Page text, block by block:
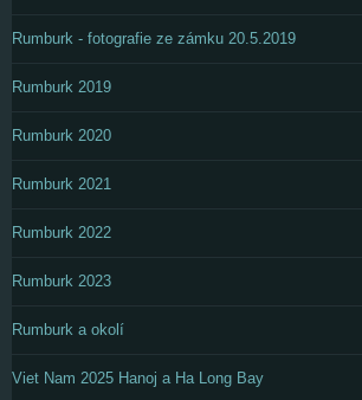
Rumburk - fotografie ze zámku 20.5.2019
Rumburk 2019
Rumburk 2020
Rumburk 2021
Rumburk 2022
Rumburk 2023
Rumburk a okolí
Viet Nam 2025 Hanoj a Ha Long Bay